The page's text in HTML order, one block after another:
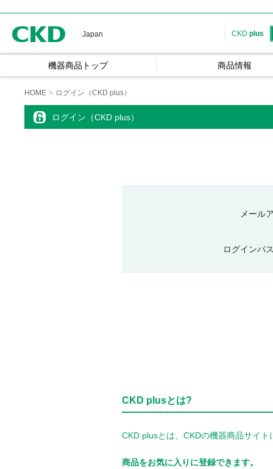
Japan CKD plus
機器商品トップ 商品情報
HOME ログイン（CKD plus）
ログイン（CKD plus）
メール
ログインパ
CKD plusとは?
CKD plusとは、CKDの機器商品サイ
商品をお気に入りに登録できます。